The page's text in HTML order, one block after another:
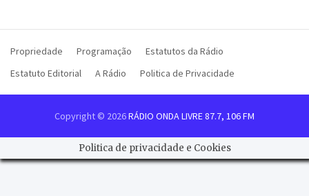
Propriedade Programação
Estatutos da Rádio
Estatuto Editorial
A Rádio Politica de Privacidade
Copyright © 2026RÁDIO ONDA LIVRE 87.7, 106 FM
Politica de privacidade e Cookies